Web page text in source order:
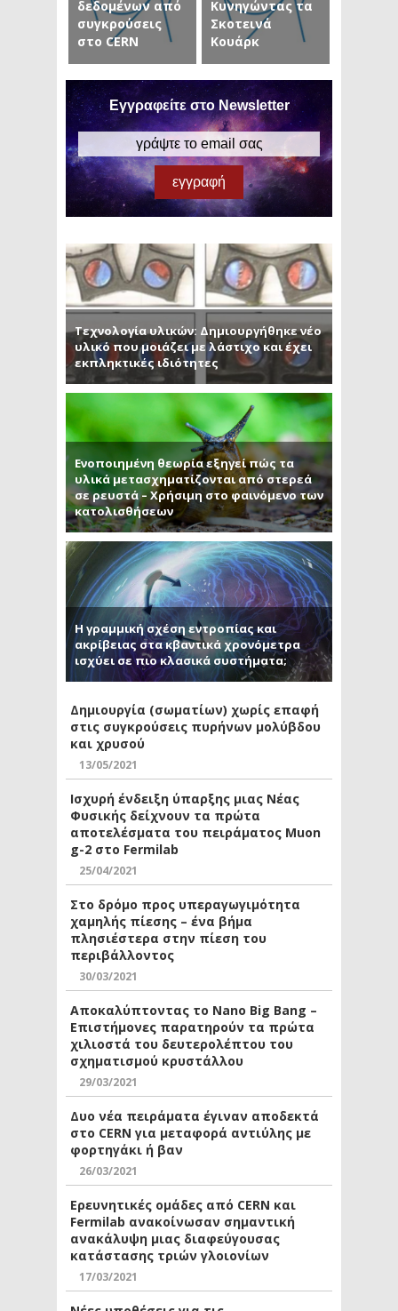
δεδομένων από
συγκρούσεις
στο CERN
Κυνηγώντας τα
Σκοτεινά
Κουάρκ
Εγγραφείτε στο Newsletter
Τεχνολογία υλικών: Δημιουργήθηκε νέο
υλικό που μοιάζει με λάστιχο και έχει
εκπληκτικές ιδιότητες
Ενοποιημένη θεωρία εξηγεί πώς τα
υλικά μετασχηματίζονται από στερεά
σε ρευστά – Χρήσιμη στο φαινόμενο των
κατολισθήσεων
Η γραμμική σχέση εντροπίας και
ακρίβειας στα κβαντικά χρονόμετρα
ισχύει σε πιο κλασικά συστήματα;
Δημιουργία (σωματίων) χωρίς επαφή
στις συγκρούσεις πυρήνων μολύβδου
και χρυσού
13/05/2021
Ισχυρή ένδειξη ύπαρξης μιας Νέας
Φυσικής δείχνουν τα πρώτα
αποτελέσματα του πειράματος Muon
g-2 στο Fermilab
25/04/2021
Στο δρόμο προς υπεραγωγιμότητα
χαμηλής πίεσης – ένα βήμα
πλησιέστερα στην πίεση του
περιβάλλοντος
30/03/2021
Αποκαλύπτοντας το Nano Big Bang –
Επιστήμονες παρατηρούν τα πρώτα
χιλιοστά του δευτερολέπτου του
σχηματισμού κρυστάλλου
29/03/2021
Δυο νέα πειράματα έγιναν αποδεκτά
στο CERN για μεταφορά αντιύλης με
φορτηγάκι ή βαν
26/03/2021
Ερευνητικές ομάδες από CERN και
Fermilab ανακοίνωσαν σημαντική
ανακάλυψη μιας διαφεύγουσας
κατάστασης τριών γλοιονίων
17/03/2021